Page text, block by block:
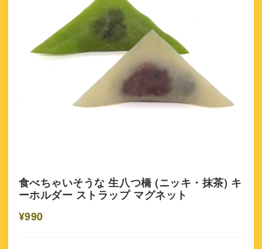
食べちゃいそうな 生八つ橋 (ニッキ・抹茶) キ
ーホルダー ストラップ マグネット
¥990